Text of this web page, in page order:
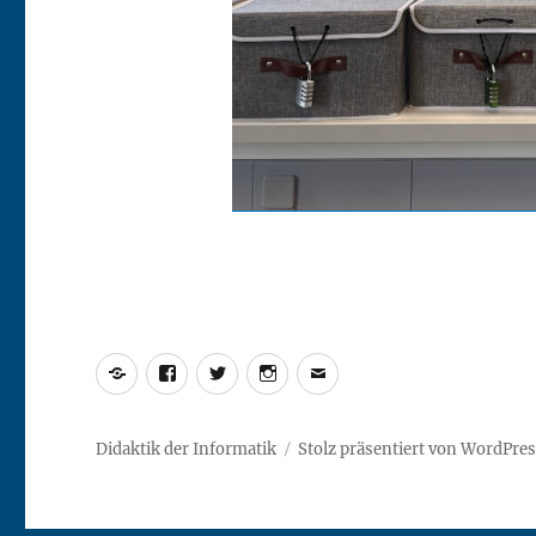
Yelp Facebook
TwitterInstagram
E-
Didaktik der Informatik Stolz präsentiert von